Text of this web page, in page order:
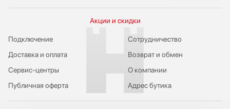
Акции и скидки
Подключение
Публичная оферта
Сервис-центры
Доставка и оплата
Сотрудничество
Возврат и обмен
О компании
Адрес бутика